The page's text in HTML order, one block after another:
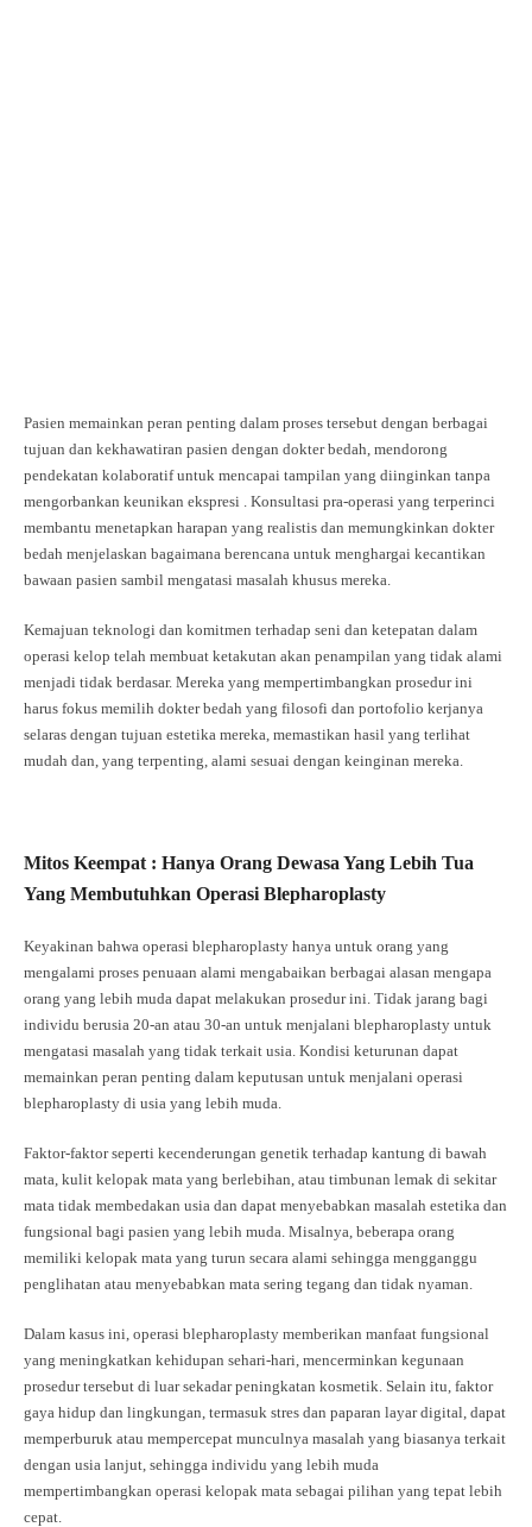
Pasien memainkan peran penting dalam proses tersebut dengan berbagai
tujuan dan kekhawatiran pasien dengan dokter bedah, mendorong
pendekatan kolaboratif untuk mencapai tampilan yang diinginkan tanpa
mengorbankan keunikan ekspresi . Konsultasi pra-operasi yang terperinci
membantu menetapkan harapan yang realistis dan memungkinkan dokter
bedah menjelaskan bagaimana berencana untuk menghargai kecantikan
bawaan pasien sambil mengatasi masalah khusus mereka.
Kemajuan teknologi dan komitmen terhadap seni dan ketepatan dalam
operasi kelop telah membuat ketakutan akan penampilan yang tidak alami
menjadi tidak berdasar. Mereka yang mempertimbangkan prosedur ini
harus fokus memilih dokter bedah yang filosofi dan portofolio kerjanya
selaras dengan tujuan estetika mereka, memastikan hasil yang terlihat
mudah dan, yang terpenting, alami sesuai dengan keinginan mereka.
Mitos Keempat : Hanya Orang Dewasa Yang Lebih Tua
Yang Membutuhkan Operasi Blepharoplasty
Keyakinan bahwa operasi blepharoplasty hanya untuk orang yang
mengalami proses penuaan alami mengabaikan berbagai alasan mengapa
orang yang lebih muda dapat melakukan prosedur ini. Tidak jarang bagi
individu berusia 20-an atau 30-an untuk menjalani blepharoplasty untuk
mengatasi masalah yang tidak terkait usia. Kondisi keturunan dapat
memainkan peran penting dalam keputusan untuk menjalani operasi
blepharoplasty di usia yang lebih muda.
Faktor-faktor seperti kecenderungan genetik terhadap kantung di bawah
mata, kulit kelopak mata yang berlebihan, atau timbunan lemak di sekitar
mata tidak membedakan usia dan dapat menyebabkan masalah estetika dan
fungsional bagi pasien yang lebih muda. Misalnya, beberapa orang
memiliki kelopak mata yang turun secara alami sehingga mengganggu
penglihatan atau menyebabkan mata sering tegang dan tidak nyaman.
Dalam kasus ini, operasi blepharoplasty memberikan manfaat fungsional
yang meningkatkan kehidupan sehari-hari, mencerminkan kegunaan
prosedur tersebut di luar sekadar peningkatan kosmetik. Selain itu, faktor
gaya hidup dan lingkungan, termasuk stres dan paparan layar digital, dapat
memperburuk atau mempercepat munculnya masalah yang biasanya terkait
dengan usia lanjut, sehingga individu yang lebih muda
mempertimbangkan operasi kelopak mata sebagai pilihan yang tepat lebih
cepat.